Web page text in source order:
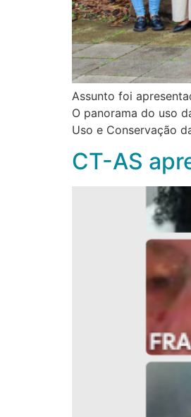
Assunto foi
O panorama do uso
Uso e Conservação
CT-AS